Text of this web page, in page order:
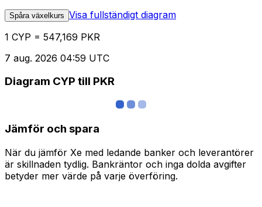
Spåra växelkurs Visa fullständigt diagram
1 CYP = 547,169 PKR
7 aug. 2026 04:59 UTC
Diagram CYP till PKR
Jämför och spara
När du jämför Xe med ledande banker och leverantörer
är skillnaden tydlig. Bankräntor och inga dolda avgifter
betyder mer värde på varje överföring.